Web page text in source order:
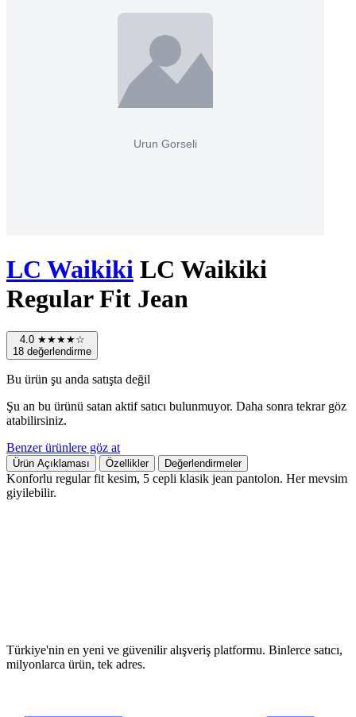
LC Waikiki LC Waikiki
Regular Fit Jean
4.0 ★★★★☆
18 değerlendirme
Bu ürün şu anda satışta değil
Şu an bu ürünü satan aktif satıcı bulunmuyor. Daha sonra tekrar göz
atabilirsiniz.
Benzer ürünlere göz at
Ürün Açıklaması Özellikler Değerlendirmeler
Konforlu regular fit kesim, 5 cepli klasik jean pantolon. Her mevsim
giyilebilir.
Türkiye'nin en yeni ve güvenilir alışveriş platformu. Binlerce satıcı,
milyonlarca ürün, tek adres.